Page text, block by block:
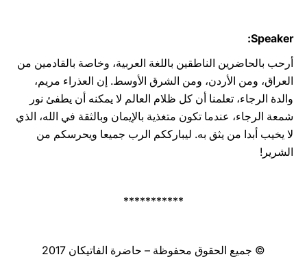
Speaker:
أرحب بالحاضرين الناطقين باللغة العربية، وخاصة بالقادمين من
العراق، ومن الأردن، ومن الشرق ‏‏الأوسط.‏‏ إن العذراء مريم،
والدة الرجاء، تعلمنا أن كل ظلام العالم لا يمكنه أن يطفئ نور
شمعة الرجاء، عندما ‏تكون‏ متغذية بالإيمان وبالثقة في الله، الذي
لا يخيب أبدا من يثق به.‏‏ ليبارككم الرب ‏جميعا ‏ويحرسكم من
‏الشرير!‏‏
***********
© جميع الحقوق محفوظة – حاضرة الفاتيكان 2017